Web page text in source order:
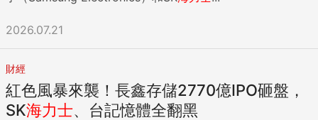
2026.07.21
財經
紅色風暴來襲！長鑫存儲2770億IPO砸盤，
SK海力士、台記憶體全翻黑